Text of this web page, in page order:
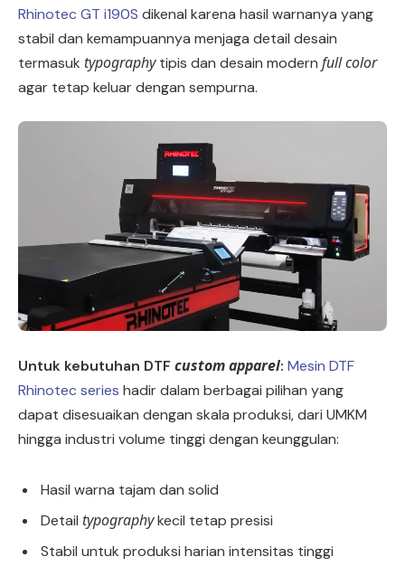
Rhinotec GT i190S dikenal karena hasil warnanya yang
stabil dan kemampuannya menjaga detail desain
termasuk typographytipis dan desain modern full color
agar tetap keluar dengan sempurna.
Untuk kebutuhan DTFcustom apparel: Mesin DTF
Rhinotec series hadir dalam berbagai pilihan yang
dapat disesuaikan dengan skala produksi, dari UMKM
hingga industri volume tinggi dengan keunggulan:
Hasil warna tajam dan solid
Detail typographykecil tetap presisi
Stabil untuk produksi harian intensitas tinggi